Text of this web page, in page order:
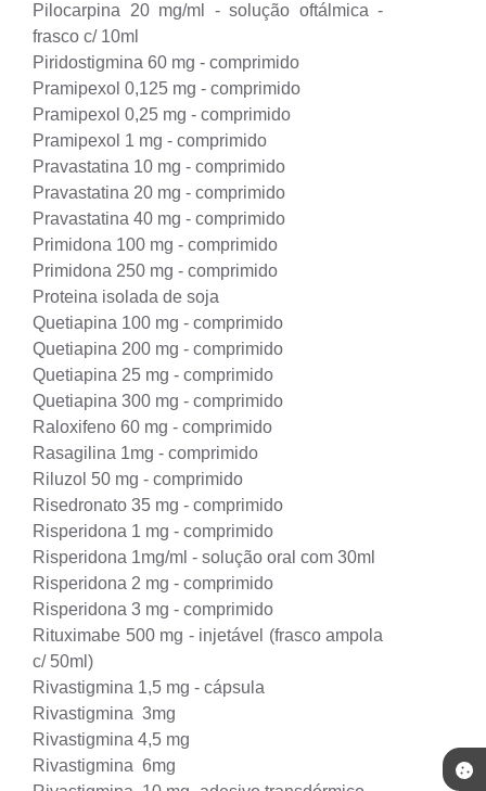
Pilocarpina 20 mg/ml - solução oftálmica -
frasco c/ 10ml
Piridostigmina 60 mg - comprimido
Pramipexol 0,125 mg - comprimido
Pramipexol 0,25 mg - comprimido
Pramipexol 1 mg - comprimido
Pravastatina 10 mg - comprimido
Pravastatina 20 mg - comprimido
Pravastatina 40 mg - comprimido
Primidona 100 mg - comprimido
Primidona 250 mg - comprimido
Proteina isolada de soja
Quetiapina 100 mg - comprimido
Quetiapina 200 mg - comprimido
Quetiapina 25 mg - comprimido
Quetiapina 300 mg - comprimido
Raloxifeno 60 mg - comprimido
Rasagilina 1mg - comprimido
Riluzol 50 mg - comprimido
Risedronato 35 mg - comprimido
Risperidona 1 mg - comprimido
Risperidona 1mg/ml - solução oral com 30ml
Risperidona 2 mg - comprimido
Risperidona 3 mg - comprimido
Rituximabe 500 mg - injetável (frasco ampola
c/ 50ml)
Rivastigmina 1,5 mg - cápsula
Rivastigmina 3mg
Rivastigmina 4,5 mg
Rivastigmina 6mg